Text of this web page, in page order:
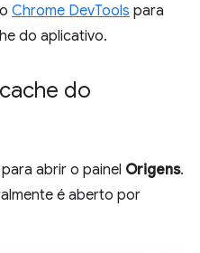
Chrome DevTools para
do aplicativo.
do
abrir o painel Origens.
é aberto por